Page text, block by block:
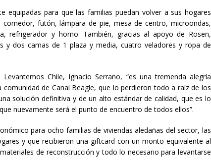
equipadas para que las familias puedan volver a sus hogares
comedor, futón, lámpara de pie, mesa de centro, microondas,
refrigerador y horno. También, gracias al apoyo de Rosen,
y dos camas de 1 plaza y media, cuatro veladores y ropa de
Chile, Ignacio Serrano, “es una tremenda alegría
de Canal Beagle, que lo perdieron todo a raíz de los
solución definitiva y de un alto estándar de calidad, que es lo
nuevamente será el punto de encuentro de todos ellos”.
para ocho familias de viviendas aledañas del sector, las
y que recibieron una giftcard con un monto equivalente al
de reconstrucción y todo lo necesario para levantarse